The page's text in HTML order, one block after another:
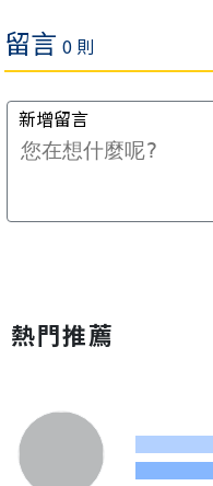
熱門推薦